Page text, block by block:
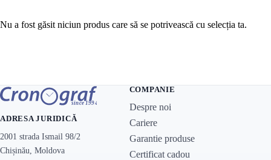
Nu a fost găsit niciun produs care să se potrivească cu selecția ta.
ADRESA JURIDICĂ
2001 strada Ismail 98/2
Chișinău, Moldova
COMPANIE
Despre noi
Cariere
Garantie produse
Certificat cadou